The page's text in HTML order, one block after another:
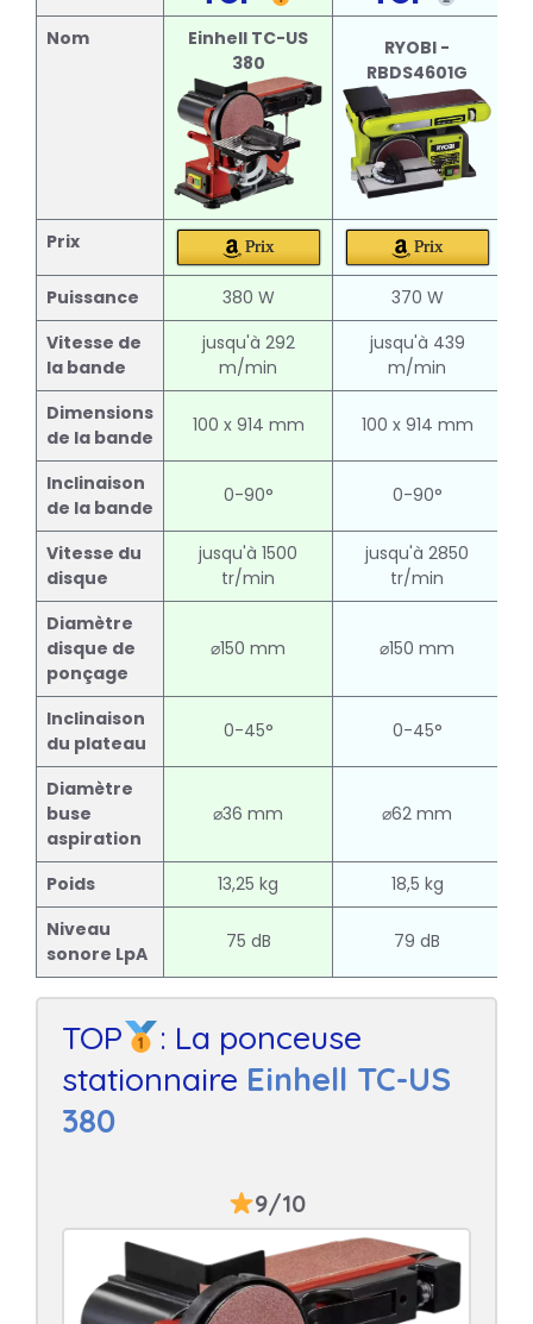
Nom
Einhell TC-US
380
RYOBI -
RBDS4601G
Prix Prix Prix
Puissance 380 W
370 W
Vitesse de
la bande
jusqu'à 292
m/min
jusqu'à 439
m/min
Dimensions
de la bande
100 x 914 mm 100 x 914 mm
Inclinaison
de la bande
0-90° 0-90°
Vitesse du
disque
jusqu'à 1500
tr/min
jusqu'à 2850
tr/min
Diamètre
disque de
ponçage
⌀150 mm ⌀150 mm
Inclinaison
du plateau
0-45° 0-45°
Diamètre
buse
aspiration
⌀36 mm ⌀62 mm
Poids 13,25 kg
18,5 kg
Niveau
sonore LpA
75 dB 79 dB
TOP
: La ponceuse
stationnaire Einhell TC-US
380
9/10